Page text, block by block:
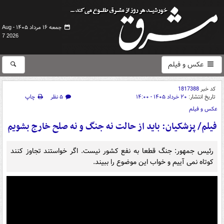
جمعه ۱۶ مرداد ۱۴۰۵ -
Aug
7 2026
عکس و فیلم
کد خبر1817388
تاریخ انتشار: ۲۰ خرداد ۱۴۰۵ - ۱۴:۰۰ ۵ نظر
چاپ
عکس و فیلم
فیلم/ پزشکیان: باید از حالت نه جنگ و نه صلح خارج بشویم
رئیس جمهور: جنگ قطعا به نفع کشور نیست. اگر خواستند تجاوز کنند
کوتاه نمی آییم و خواب این موضوع را ببیند.